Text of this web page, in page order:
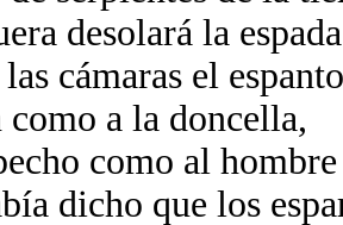
desolará la
cámaras el
a la doncella,
como al
dicho que los